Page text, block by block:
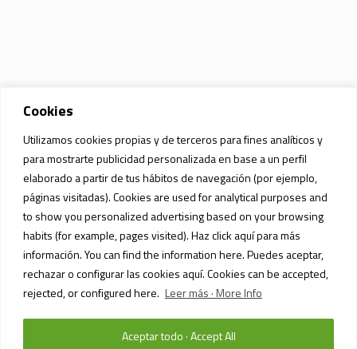
Cookies
Utilizamos cookies propias y de terceros para fines analíticos y
para mostrarte publicidad personalizada en base a un perfil
elaborado a partir de tus hábitos de navegación (por ejemplo,
páginas visitadas). Cookies are used for analytical purposes and
to show you personalized advertising based on your browsing
habits (for example, pages visited). Haz click aquí para más
información. You can find the information here. Puedes aceptar,
rechazar o configurar las cookies aquí. Cookies can be accepted,
rejected, or configured here. Leer más · More Info
Aceptar todo · Accept All